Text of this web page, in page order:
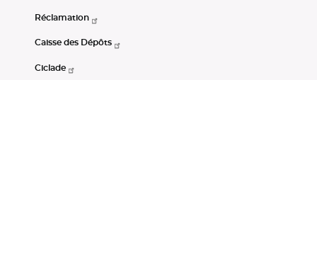
Réclamation
Caisse des Dépôts
Ciclade